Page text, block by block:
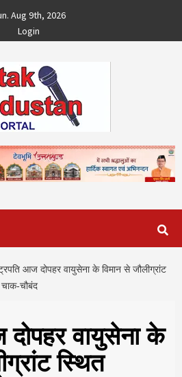
Aug 9th, 2026
Login
आज दोपहर वायुसेना के विमान से जौलीग्रांट
चाक-चौबंद
दोपहर वायुसेना के
स्थित